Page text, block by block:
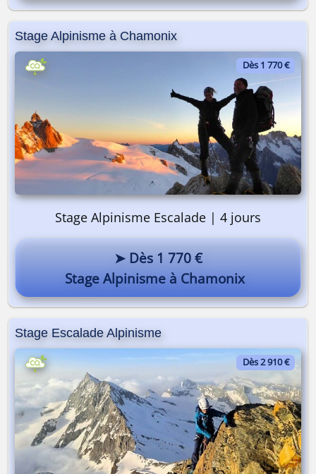
Stage Alpinisme à Chamonix
Dès 1 770 €
Stage Alpinisme Escalade | 4 jours
➤ Dès 1 770 €
Stage Alpinisme à Chamonix
Stage Escalade Alpinisme
Dès 2 910 €